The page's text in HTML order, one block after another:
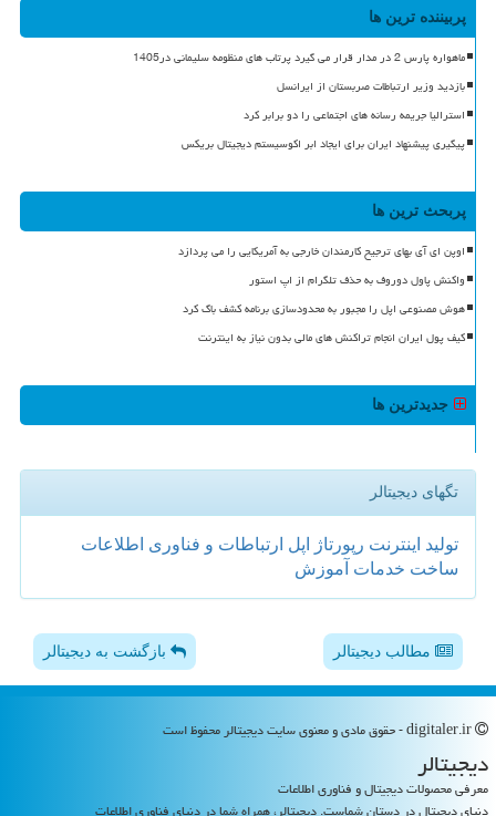
پربیننده ترین ها
ماهواره پارس 2 در مدار قرار می گیرد پرتاب های منظومه سلیمانی در1405
بازدید وزیر ارتباطات صربستان از ایرانسل
استرالیا جریمه رسانه های اجتماعی را دو برابر کرد
پیگیری پیشنهاد ایران برای ایجاد ابر اکوسیستم دیجیتال بریکس
پربحث ترین ها
اوپن ای آی بهای ترجیح کارمندان خارجی به آمریکایی را می پردازد
واکنش پاول دوروف به حذف تلگرام از اپ استور
هوش مصنوعی اپل را مجبور به محدودسازی برنامه کشف باگ کرد
کیف پول ایران انجام تراکنش های مالی بدون نیاز به اینترنت
جدیدترین ها
تگهای دیجیتالر
تولید اینترنت رپورتاژ اپل ارتباطات و فناوری اطلاعات
ساخت خدمات آموزش
مطالب دیجیتالر بازگشت به دیجیتالر
دیجیتالر
معرفی محصولات دیجیتال و فناوری اطلاعات
دنیای دیجیتال در دستان شماست. دیجیتالر، همراه شما در دنیای فناوری اطلاعات